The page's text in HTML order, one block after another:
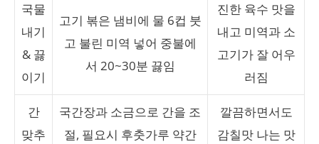
국물
내기
& 끓
이기
고기 볶은 냄비에 물 6컵 붓
고 불린 미역 넣어 중불에
서 20~30분 끓임
진한 육수 맛을
내고 미역과 소
고기가 잘 어우
러짐
간
맞추
국간장과 소금으로 간을 조
절, 필요시 후춧가루 약간
깔끔하면서도
감칠맛 나는 맛